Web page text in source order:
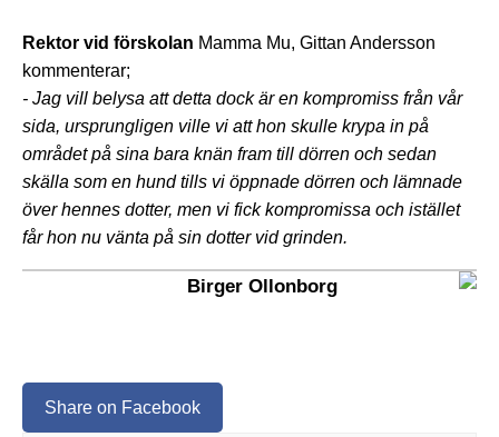
Rektor vid förskolan Mamma Mu, Gittan Andersson
kommenterar;
- Jag vill belysa att detta dock är en kompromiss från vår
sida, ursprungligen ville vi att hon skulle krypa in på
området på sina bara knän fram till dörren och sedan
skälla som en hund tills vi öppnade dörren och lämnade
över hennes dotter, men vi fick kompromissa och istället
får hon nu vänta på sin dotter vid grinden.
Birger Ollonborg
Share on Facebook